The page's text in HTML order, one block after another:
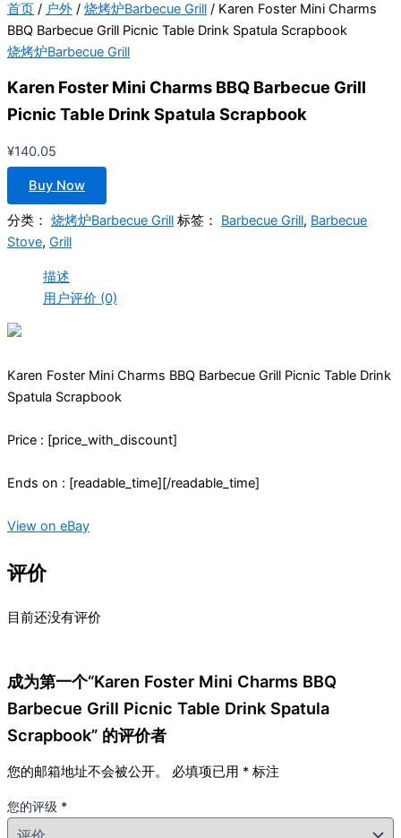
首页 / 户外 / 烧烤炉Barbecue Grill / Karen Foster Mini Charms
BBQ Barbecue Grill Picnic Table Drink Spatula Scrapbook
烧烤炉Barbecue Grill
Karen Foster Mini Charms BBQ Barbecue Grill
Picnic Table Drink Spatula Scrapbook
¥140.05
Buy Now
分类： 烧烤炉Barbecue Grill 标签： Barbecue Grill, Barbecue
Stove, Grill
描述
用户评价 (0)
Karen Foster Mini Charms BBQ Barbecue Grill Picnic Table Drink
Spatula Scrapbook
Price : [price_with_discount]
Ends on : [readable_time][/readable_time]
View on eBay
评价
目前还没有评价
成为第一个“Karen Foster Mini Charms BBQ
Barbecue Grill Picnic Table Drink Spatula
Scrapbook” 的评价者
您的邮箱地址不会被公开。 必填项已用 * 标注
您的评级 *